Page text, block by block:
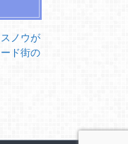
ノウが
ド街の